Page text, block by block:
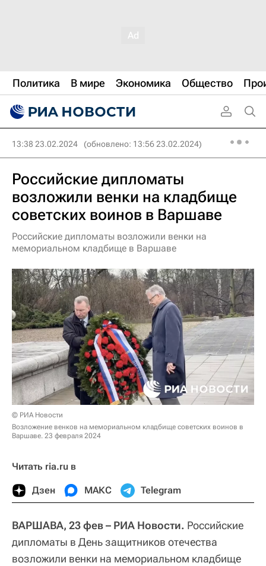
Политика В мире Экономика Общество
13:38 23.02.2024 (обновлено: 13:56 23.02.2024)
Российские дипломаты
возложили венки на кладбище
советских воинов в Варшаве
Российские дипломаты возложили венки на
мемориальном кладбище в Варшаве
© РИА Новости
Возложение венков на мемориальном кладбище советских воинов в
Варшаве. 23 февраля 2024
Читать ria.ru в
Дзен МАКС Telegram
ВАРШАВА, 23 фев – РИА Новости. Российские
дипломаты в День защитников отечества
возложили венки на мемориальном кладбище